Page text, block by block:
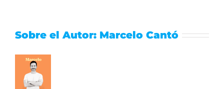
Sobre el Autor: Marcelo Cantó